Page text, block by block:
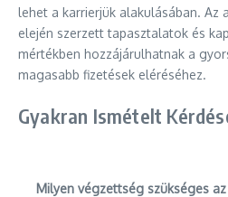
lehet a karrierjük alakulásában. Az
elején szerzett tapasztalatok és
mértékben hozzájárulhatnak a
magasabb fizetések eléréséhez.
Gyakran Ismételt
Milyen végzettség szükséges